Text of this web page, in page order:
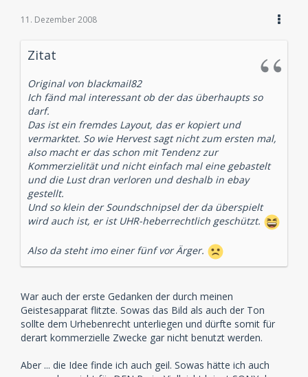
11. Dezember 2008
Zitat
Original von blackmail82
Ich fänd mal interessant ob der das überhaupts so
darf.
Das ist ein fremdes Layout, das er kopiert und
vermarktet. So wie Hervest sagt nicht zum ersten mal,
also macht er das schon mit Tendenz zur
Kommerzielität und nicht einfach mal eine gebastelt
und die Lust dran verloren und deshalb in ebay
gestellt.
Und so klein der Soundschnipsel der da überspielt
wird auch ist, er ist UHR-heberrechtlich geschützt.
Also da steht imo einer fünf vor Ärger.
War auch der erste Gedanken der durch meinen
Geistesapparat flitzte. Sowas das Bild als auch der Ton
sollte dem Urhebenrecht unterliegen und dürfte somit für
derart kommerzielle Zwecke gar nicht benutzt werden.
Aber ... die Idee finde ich auch geil. Sowas hätte ich auch